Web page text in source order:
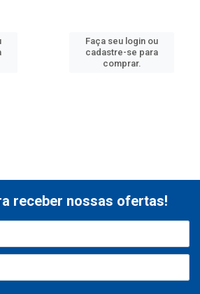
Faça seu login ou
cadastre-se para
comprar.
receber nossas ofertas!